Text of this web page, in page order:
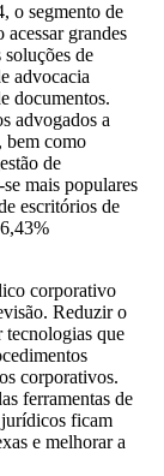
o segmento de
grandes
soluções de
advocacia
documentos.
advogados a
bem como
de
mais populares
escritórios de
corporativo
Reduzir o
tecnologias que
corporativos.
ferramentas de
jurídicos ficam
e melhorar a